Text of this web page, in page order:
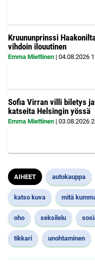
Kruununprinssi
vihdoin ilouutinen
Emma Miettinen | 04.08.2026
Sofia Virran villi biletys
katseita Helsingin yössä
Emma Miettinen | 03.08.2026
AIHEET autokauppa
katso kuva mitä
oho seksilelu
tikkari unohtaminen